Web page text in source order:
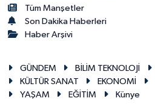
Tüm Manşetler
Son Dakika Haberleri
Haber Arşivi
GÜNDEM BİLİM TEKNOLOJİ
KÜLTÜR SANAT
EKONOMİ
YAŞAM
EĞİTİM Künye